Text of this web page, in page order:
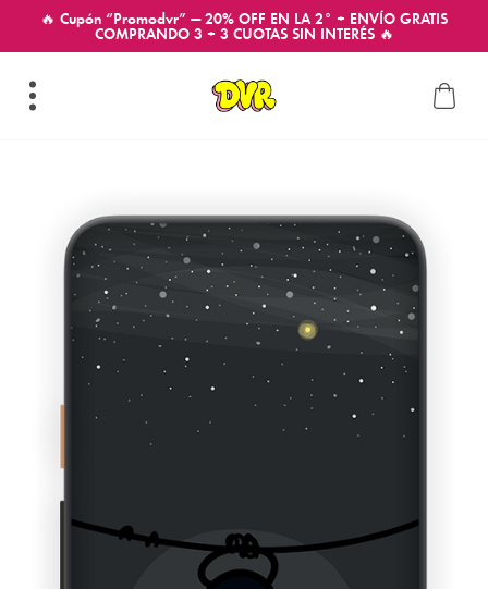
🔥 Cupón “Promodvr” — 20% OFF EN LA 2° + ENVÍO GRATIS
COMPRANDO 3 + 3 CUOTAS SIN INTERÉS 🔥